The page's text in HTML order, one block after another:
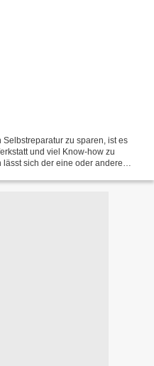
zu sparen, ist es
und viel Know-how zu
sich der eine oder andere